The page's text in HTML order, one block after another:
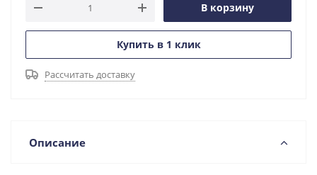
В корзину
Купить в 1 клик
Рассчитать доставку
Описание